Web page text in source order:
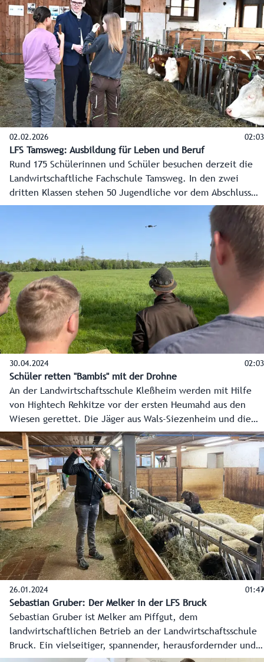
regionalen Produkte - neben den Erzeugnissen der LFS -
immer mehr anbieten wollen.
02.02.2026 02:03
LFS Tamsweg: Ausbildung für Leben und Beruf
Rund 175 Schülerinnen und Schüler besuchen derzeit die
Landwirtschaftliche Fachschule Tamsweg. In den zwei
dritten Klassen stehen 50 Jugendliche vor dem Abschluss
ihrer Ausbildung zum landwirtschaftlichen Facharbeiter.
Vor Kurzem schaute Landesrat Maximilian Aigner den
Burschen und Mädchen in den Praxiswerkstätten über die
Schulter und traf sich mit den Drittklässlern zur Diskussion
über Sorgen, Wünsche und Ideen für die Zukunft.
30.04.2024 02:03
Schüler retten "Bambis" mit der Drohne
An der Landwirtschaftsschule Kleßheim werden mit Hilfe
von Hightech Rehkitze vor der ersten Heumahd aus den
Wiesen gerettet. Die Jäger aus Wals-Siezenheim und die
Landwirtschaftsschule arbeiten hier eng zusammen. Den
Schülern wird dabei im Praxisunterricht die effiziente
Suchmethode mit Drohne und Wärmebildkamera näher
gebracht und gleichzeitig Bewusstsein für den Schutz der
Tiere vermittelt.
26.01.2024 01:49
Sebastian Gruber: Der Melker in der LFS Bruck
Sebastian Gruber ist Melker am Piffgut, dem
landwirtschaftlichen Betrieb an der Landwirtschaftsschule
Bruck. Ein vielseitiger, spannender, herausfordernder und
einzigartiger Job beim Land Salzburg. Den Schreibtisch